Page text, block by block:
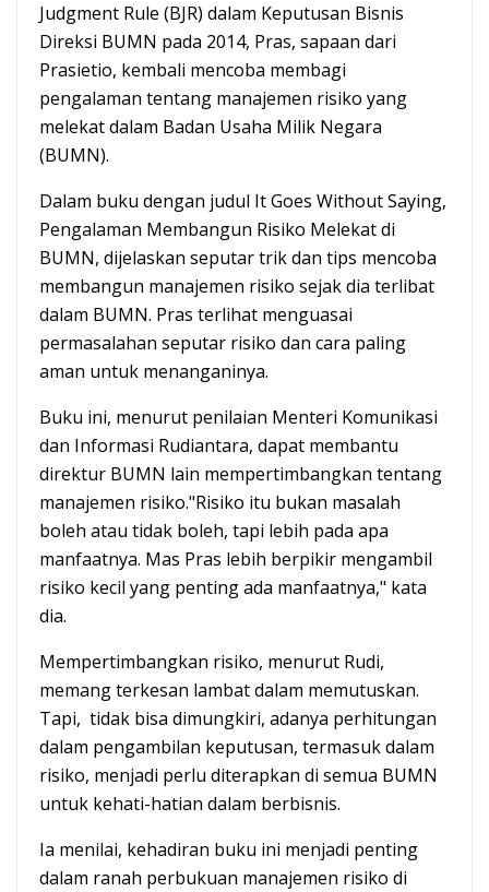
Judgment Rule (BJR) dalam Keputusan Bisnis
Direksi BUMN pada 2014, Pras, sapaan dari
Prasietio, kembali mencoba membagi
pengalaman tentang manajemen risiko yang
melekat dalam Badan Usaha Milik Negara
(BUMN).
Dalam buku dengan judul It Goes Without Saying,
Pengalaman Membangun Risiko Melekat di
BUMN, dijelaskan seputar trik dan tips mencoba
membangun manajemen risiko sejak dia terlibat
dalam BUMN. Pras terlihat menguasai
permasalahan seputar risiko dan cara paling
aman untuk menanganinya.
Buku ini, menurut penilaian Menteri Komunikasi
dan Informasi Rudiantara, dapat membantu
direktur BUMN lain mempertimbangkan tentang
manajemen risiko."Risiko itu bukan masalah
boleh atau tidak boleh, tapi lebih pada apa
manfaatnya. Mas Pras lebih berpikir mengambil
risiko kecil yang penting ada manfaatnya," kata
dia.
Mempertimbangkan risiko, menurut Rudi,
memang terkesan lambat dalam memutuskan.
Tapi, tidak bisa dimungkiri, adanya perhitungan
dalam pengambilan keputusan, termasuk dalam
risiko, menjadi perlu diterapkan di semua BUMN
untuk kehati-hatian dalam berbisnis.
Ia menilai, kehadiran buku ini menjadi penting
dalam ranah perbukuan manajemen risiko di